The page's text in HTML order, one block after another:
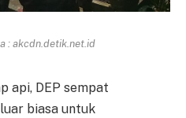
: akcdn.detik.net.id
api, DEP sempat
biasa untuk